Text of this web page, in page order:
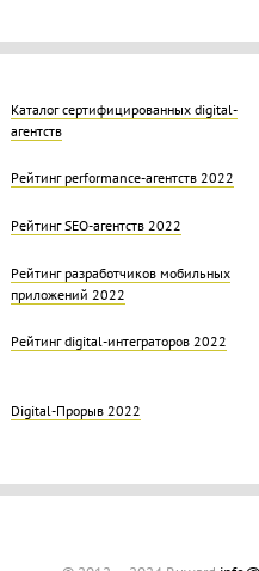
Каталог сертифицированных digital-
агентств
Рейтинг performance-агентств 2022
Рейтинг SEO-агентств 2022
Рейтинг разработчиков мобильных
приложений 2022
Рейтинг digital-интеграторов 2022
Digital-Прорыв 2022